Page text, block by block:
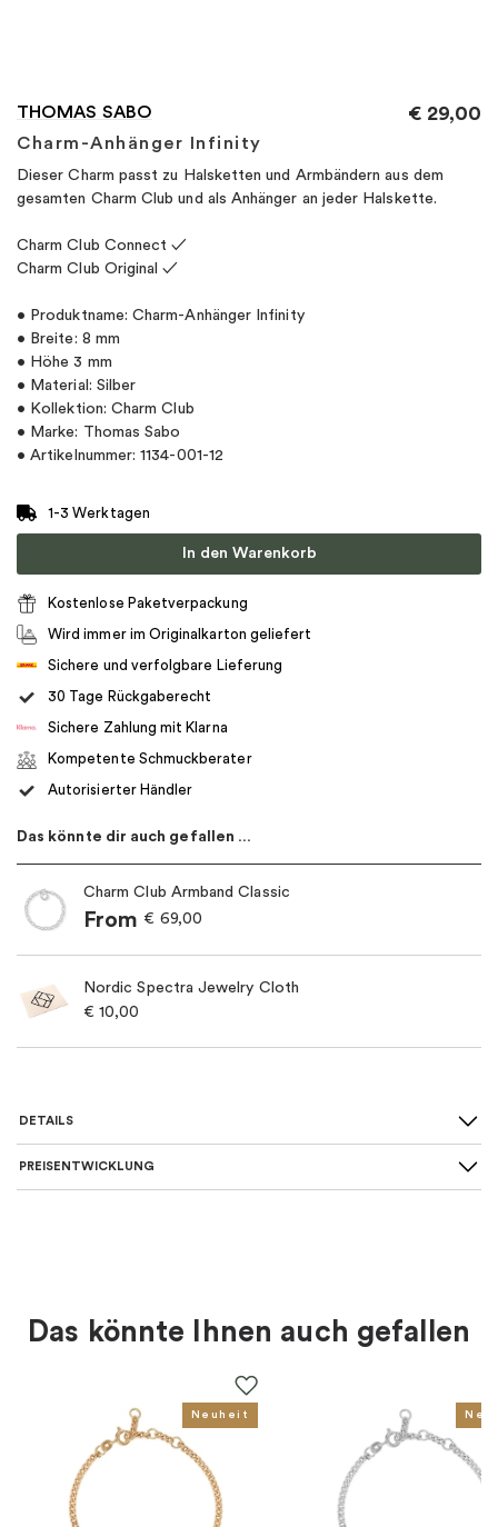
THOMAS SABO
Charm-Anhänger Infinity
€ 29,00
Dieser Charm passt zu Halsketten und Armbändern aus dem
gesamten Charm Club und als Anhänger an jeder Halskette.
Charm Club Connect ✓
Charm Club Original ✓
• Produktname: Charm-Anhänger Infinity
• Breite: 8 mm
• Höhe 3 mm
• Material: Silber
• Kollektion: Charm Club
• Marke: Thomas Sabo
• Artikelnummer: 1134-001-12
1-3 Werktagen
In den Warenkorb
Kostenlose Paketverpackung
Wird immer im Originalkarton geliefert
Sichere und verfolgbare Lieferung
30 Tage Rückgaberecht
Sichere Zahlung mit Klarna
Kompetente Schmuckberater
Autorisierter Händler
Das könnte dir auch gefallen …
Charm Club Armband Classic
From € 69,00
Nordic Spectra Jewelry Cloth
€ 10,00
DETAILS
SKU
Ewigkeit
Für wen Damen, Herren, Kinder
PREISENTWICKLUNG
Das könnte Ihnen auch gefallen
Neuheit